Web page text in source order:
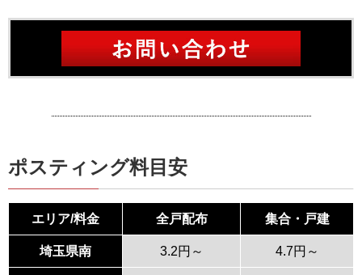
ポスティング料目安
エリア/料金 全戸配布 集合・戸建
埼玉県南 3.2円～ 4.7円～